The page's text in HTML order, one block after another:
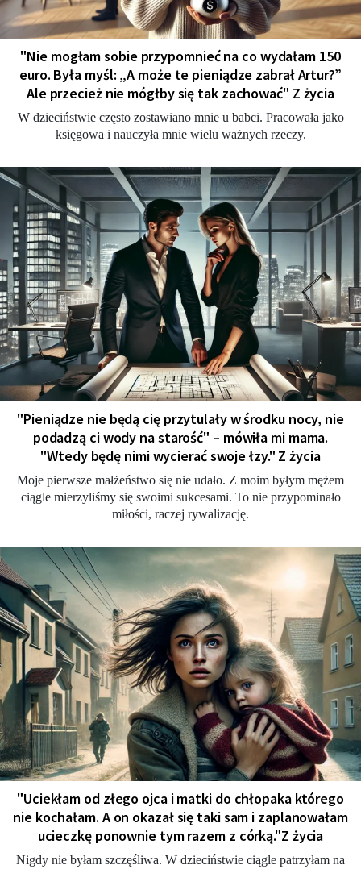
"Nie mogłam sobie przypomnieć na co wydałam 150
euro. Była myśl: „A może te pieniądze zabrał Artur?”
Ale przecież nie mógłby się tak zachować" Z życia
W dzieciństwie często zostawiano mnie u babci. Pracowała jako
księgowa i nauczyła mnie wielu ważnych rzeczy.
"Pieniądze nie będą cię przytulały w środku nocy, nie
podadzą ci wody na starość" – mówiła mi mama.
"Wtedy będę nimi wycierać swoje łzy." Z życia
Moje pierwsze małżeństwo się nie udało. Z moim byłym mężem
ciągle mierzyliśmy się swoimi sukcesami. To nie przypominało
miłości, raczej rywalizację.
"Uciekłam od złego ojca i matki do chłopaka którego
nie kochałam. A on okazał się taki sam i zaplanowałam
ucieczkę ponownie tym razem z córką."Z życia
Nigdy nie byłam szczęśliwa. W dzieciństwie ciągle patrzyłam na